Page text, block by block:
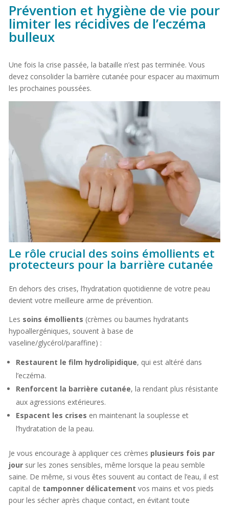
Prévention et hygiène de vie pour
limiter les récidives de l’eczéma
bulleux
Une fois la crise passée, la bataille n’est pas terminée. Vous
devez consolider la barrière cutanée pour espacer au maximum
les prochaines poussées.
Le rôle crucial des soins émollients et
protecteurs pour la barrière cutanée
En dehors des crises, l’hydratation quotidienne de votre peau
devient votre meilleure arme de prévention.
Les soins émollients (crèmes ou baumes hydratants
hypoallergéniques, souvent à base de
vaseline/glycérol/paraffine) :
Restaurent le film hydrolipidique, qui est altéré dans
l’eczéma.
Renforcent la barrière cutanée, la rendant plus résistante
aux agressions extérieures.
Espacent les crises en maintenant la souplesse et
l’hydratation de la peau.
Je vous encourage à appliquer ces crèmes plusieurs fois par
joursur les zones sensibles, même lorsque la peau semble
saine. De même, si vous êtes souvent au contact de l’eau, il est
capital de tamponner délicatement vos mains et vos pieds
pour les sécher après chaque contact, en évitant toute